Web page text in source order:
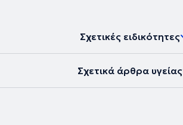
Σχετικές ειδικότητες
Σχετικά άρθρα υγείας